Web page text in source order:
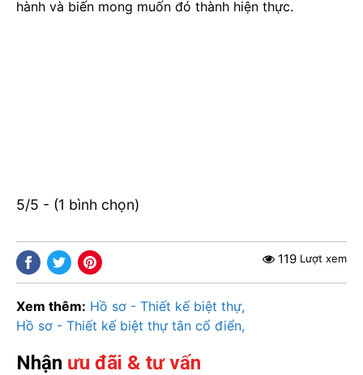
hành và biến mong muốn đó thành hiện thực.
5/5 - (1 bình chọn)
119 Lượt xem
Xem thêm: Hồ sơ - Thiết kế biệt thự
Hồ sơ - Thiết kế biệt thự tân cổ điển
Nhận ưu đãi & tư vấn